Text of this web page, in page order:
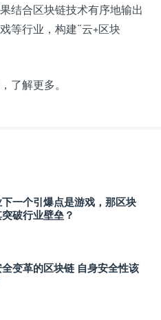
结合区块链技术有序地输出
等行业，构建“云+区块
了解更多。
一个引爆点是游戏，那区块
破行业壁垒？
变革的区块链 自身安全性该